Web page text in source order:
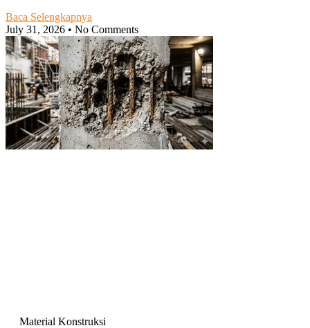
Baca Selengkapnya
July 31, 2026
No Comments
Material Konstruksi